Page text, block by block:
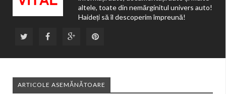
altele, toate din nemărginitul univers auto!
Haideți să îl descoperim împreună!
ARTICOLE ASEMĂNĂTOARE